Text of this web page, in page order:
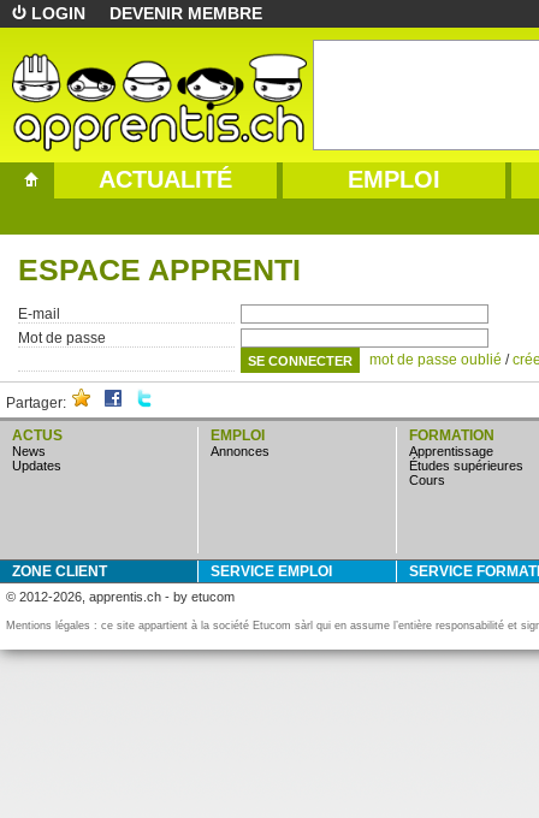
LOGIN DEVENIR MEMBRE
ACTUALITÉ EMPLOI
ESPACE APPRENTI
E-mail
Mot de passe
mot de passe oublié /
Partager:
ACTUS
news
updates
EMPLOI
annonces
FORMATION
apprentissage
études supérieures
cours
ZONE CLIENT SERVICE EMPLOI SERVICE
© 2012-2026, apprentis.ch - by etucom
Mentions légales : ce site appartient à la société Etucom sàrl qui en assume l’entière responsabilité et